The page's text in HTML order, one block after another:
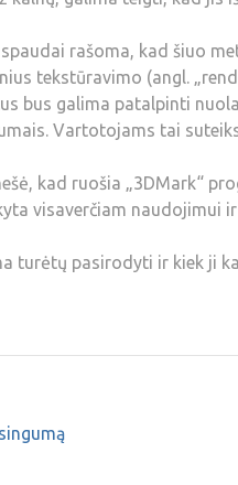
rašoma, kad šiuo
tekstūravimo (angl.
bus galima patalpinti
Vartotojams tai
kad ruošia „3DMark“
visaverčiam naudojimui
turėtų pasirodyti ir kiek ji